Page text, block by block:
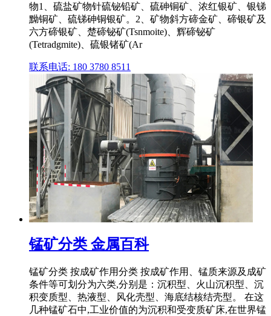
物1、硫盐矿物针硫铋铅矿、硫砷铜矿、浓红银矿、银锑
黝铜矿、硫锑砷铜银矿。2、矿物斜方碲金矿、碲银矿及
六方碲银矿、楚碲铋矿(Tsnmoite)、辉碲铋矿
(Tetradgmite)、硫银锗矿(Ar
联系电话: 180 3780 8511
锰矿分类 金属百科
锰矿分类 按成矿作用分类 按成矿作用、锰质来源及成矿
条件等可划分为六类,分别是：沉积型、火山沉积型、沉
积变质型、热液型、风化壳型、海底结核结壳型。 在这
几种锰矿石中,工业价值的为沉积和受变质矿床,在世界锰